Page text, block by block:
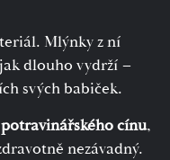
Mlýnky z ní
dlouho vydrží –
svých babiček.
potravinářského cínu,
nezávadný.